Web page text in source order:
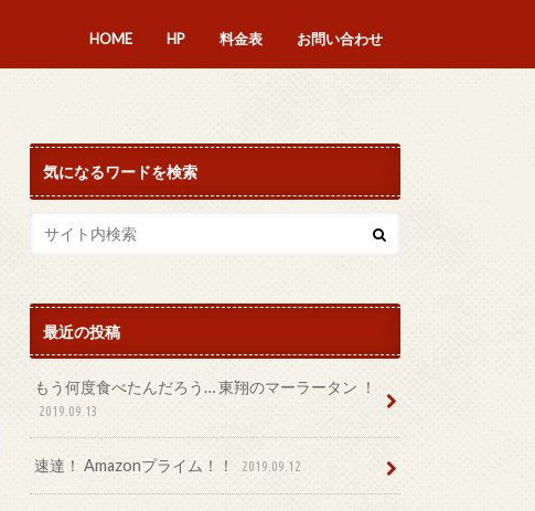
HOME HP 料金表 お問い合わせ
気になるワードを検索
最近の投稿
もう何度食べたんだろう… 東翔のマーラータン ！
2019.09.13
速達！ Amazonプライム！！ 2019.09.12